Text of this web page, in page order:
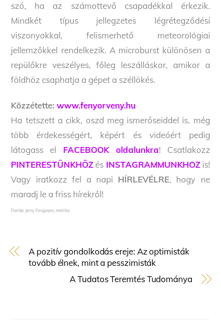
szó, ha az számottevő csapadékkal érkezik.
Mindkét típus jellegzetes légrétegződési
viszonyokkal, felismerhető meteorológiai
jellemzőkkel rendelkezik. A microburst különösen a
repülőkre veszélyes, főleg leszálláskor, amikor a
földhöz csaphatja a gépet a széllökés.
Közzétette:www.fenyorveny.hu
Ha tetszett a cikk, oszd meg ismerőseiddel is, még
több érdekességért, képért és videóért pedig
látogass el FACEBOOK oldalunkra! Csatlakozz
PINTERESTÜNKHÖZ és INSTAGRAMMUNKHOZis!
Vagy iratkozz fel a napi HÍRLEVÉLRE, hogy ne
maradj le a friss hírekről!
Forrás: Jerry Ferguson, met.hu
A pozitív gondolkodás ereje: Az optimisták
tovább élnek, mint a pesszimisták
A Tudatos Teremtés Tudománya